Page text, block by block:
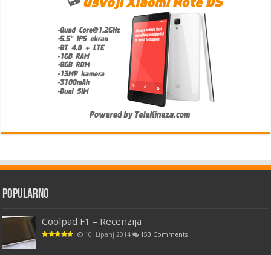
Popularno
Coolpad F1 – Recenzija
10. Lipanj 2014 153 Comments